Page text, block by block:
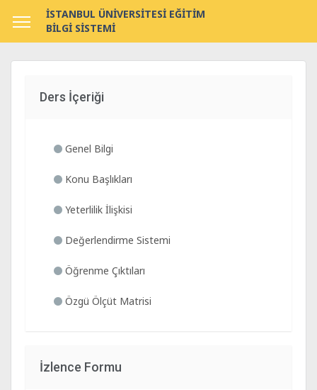
İSTANBUL ÜNİVERSİTESİ EĞİTİM
BİLGİ SİSTEMİ
Ders İçeriği
Genel Bilgi
Konu Başlıkları
Yeterlilik İlişkisi
Değerlendirme Sistemi
Öğrenme Çıktıları
Özgü Ölçüt Matrisi
İzlence Formu